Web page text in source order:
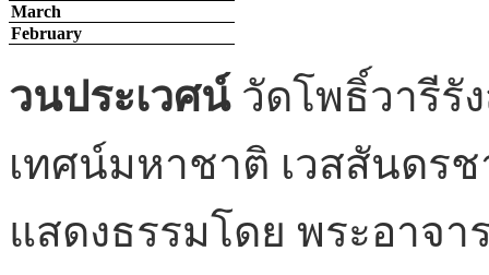
March
February
กัณฑ์ชูชกกิจกรรมฟังเท
ที่ 5 ชูชก 79 พระคาถา แ
โต พระธรรมทูตรุ่นที่ 8 ค